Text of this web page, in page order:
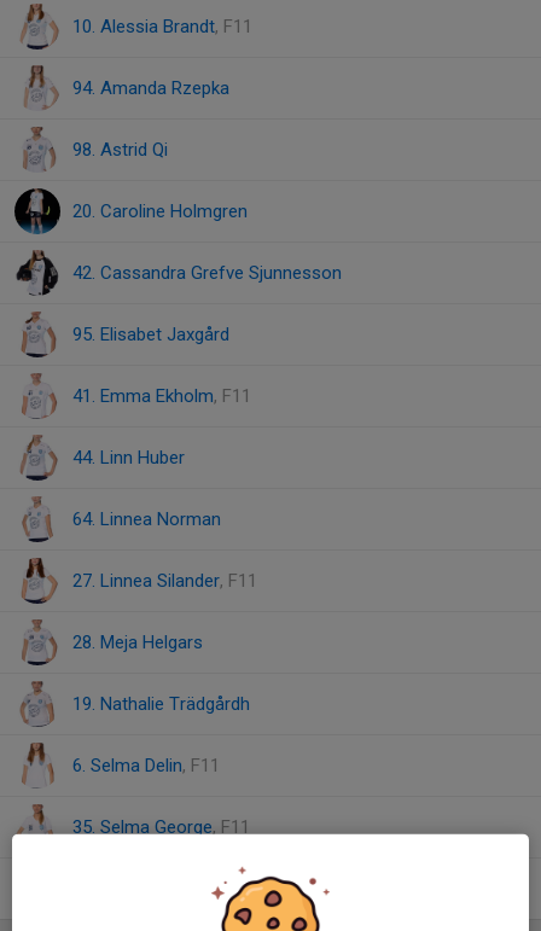
10. Alessia Brandt, F11
94. Amanda Rzepka
98. Astrid Qi
20. Caroline Holmgren
42. Cassandra Grefve Sjunnesson
95. Elisabet Jaxgård
41. Emma Ekholm, F11
44. Linn Huber
64. Linnea Norman
27. Linnea Silander, F11
28. Meja Helgars
19. Nathalie Trädgårdh
6. Selma Delin, F11
35. Selma George, F11